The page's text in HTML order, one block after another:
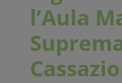
l’Aula